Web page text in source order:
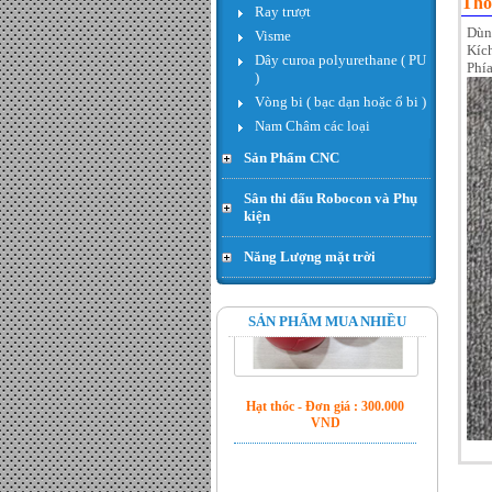
Ray trượt
Visme
Dây curoa polyurethane ( PU
)
Vòng bi ( bạc dạn hoặc ổ bi )
Nam Châm các loại
Sản Phẩm CNC
Sân thi đấu Robocon và Phụ
kiện
Năng Lượng mặt trời
SẢN PHẨM MUA NHIỀU
468rpm encoder 13ppr - Đơn
Hạt thóc - Đơn giá : 300.000